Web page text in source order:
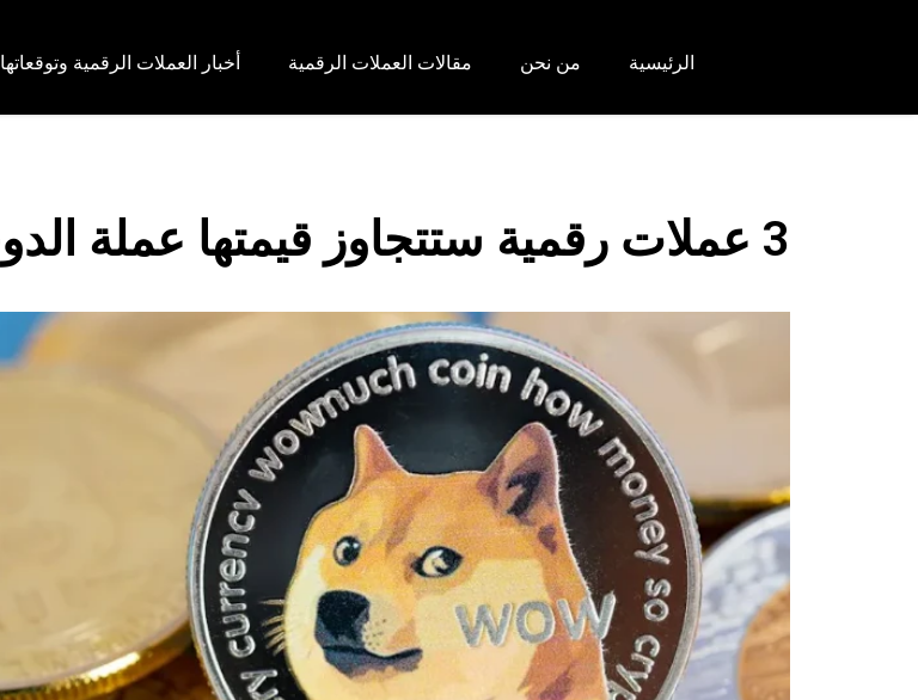
الرئيسية من نحن مقالات العملات الرقمية أخبار العملات الرقمية وتوقعاتها
3 عملات رقمية ستتجاوز قيمتها عملة الدوجكوين بعد 4 سنوات!